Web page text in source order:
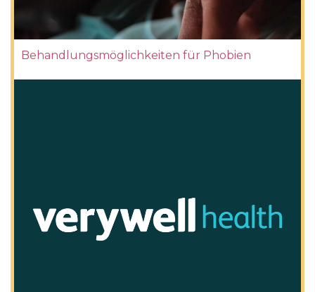
Behandlungsmöglichkeiten für Phobien